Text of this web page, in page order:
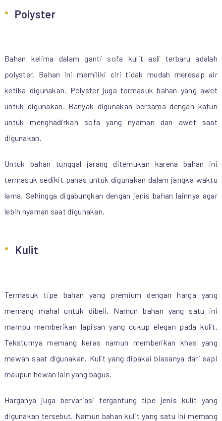
Polyster
Bahan kelima dalam ganti sofa kulit asli terbaru adalah
polyster. Bahan ini memiliki ciri tidak mudah meresap air
ketika digunakan. Polyster juga termasuk bahan yang awet
untuk digunakan. Banyak digunakan bersama dengan katun
untuk menghadirkan sofa yang nyaman dan awet saat
digunakan.
Untuk bahan tunggal jarang ditemukan karena bahan ini
termasuk sedikit panas untuk digunakan dalam jangka waktu
lama. Sehingga digabungkan dengan jenis bahan lainnya agar
lebih nyaman saat digunakan.
Kulit
Termasuk tipe bahan yang premium dengan harga yang
memang mahal untuk dibeli. Namun bahan yang satu ini
mampu memberikan lapisan yang cukup elegan pada kulit.
Teksturnya memang keras namun memberikan khas yang
mewah saat digunakan. Kulit yang dipakai biasanya dari sapi
maupun hewan lain yang bagus.
Harganya juga bervariasi tergantung tipe jenis kulit yang
digunakan tersebut. Namun bahan kulit yang satu ini memang